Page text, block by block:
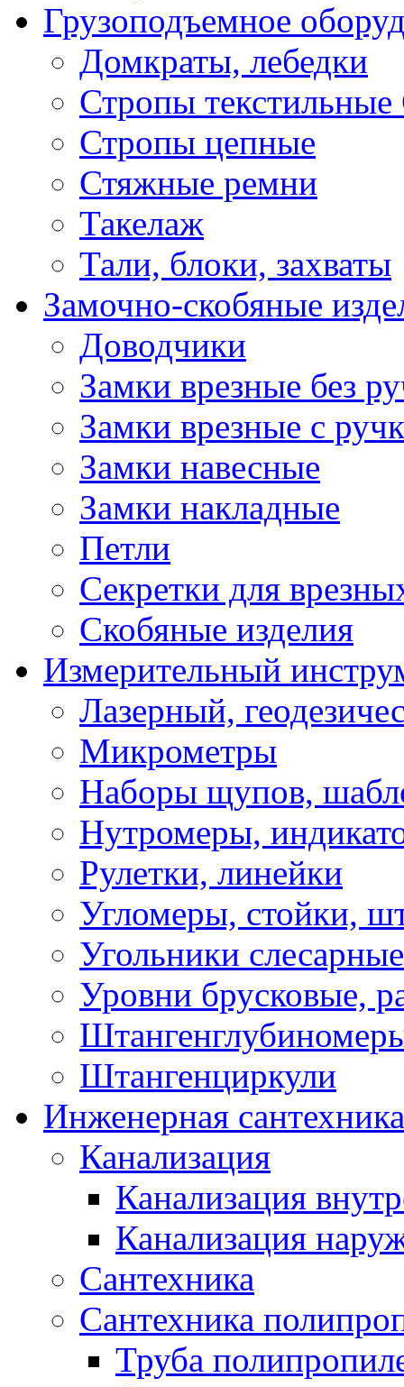
Грузоподъемное
Домкраты, лебедки
Стропы
Стропы цепные
Стяжные ремни
Такелаж
Тали, блоки, захваты
Замочно-скобяные
Доводчики
Замки врезные без
Замки врезные с
Замки навесные
Замки накладные
Петли
Секретки для
Скобяные изделия
Измерительный
Лазерный,
Микрометры
Наборы щупов,
Нутромеры,
Рулетки, линейки
Угломеры, стойки,
Угольники слесарные
Уровни брусковые,
Штангенциркули
Инженерная сантехника
Канализация
Канализация
Канализация
Сантехника
Сантехника
Труба